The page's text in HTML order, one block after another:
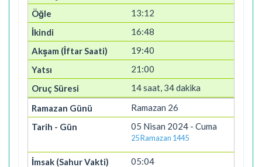
13:12
16:48
19:40
21:00
14 saat, 34 dakika
Ramazan 26
05 Nisan 2024 - Cuma
25 Ramazan 1445
05:04